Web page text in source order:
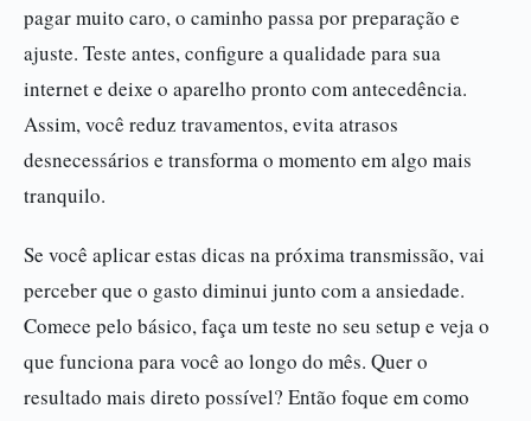
pagar muito caro, o caminho passa por preparação e
ajuste. Teste antes, configure a qualidade para sua
internet e deixe o aparelho pronto com antecedência.
Assim, você reduz travamentos, evita atrasos
desnecessários e transforma o momento em algo mais
tranquilo.
Se você aplicar estas dicas na próxima transmissão, vai
perceber que o gasto diminui junto com a ansiedade.
Comece pelo básico, faça um teste no seu setup e veja o
que funciona para você ao longo do mês. Quer o
resultado mais direto possível? Então foque em como